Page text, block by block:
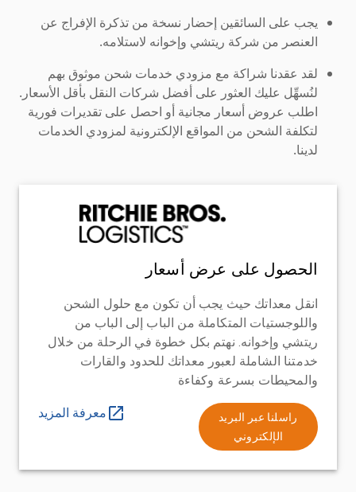
يجب على السائقين إحضار نسخة من تذكرة الإفراج عن
العنصر من شركة ريتشي وإخوانه لاستلامه.
لقد عقدنا شراكة مع مزودي خدمات شحن موثوق بهم
لنُسهِّل عليك العثور على أفضل شركات النقل بأقل الأسعار.
اطلب عروض أسعار مجانية أو احصل على تقديرات فورية
لتكلفة الشحن من المواقع الإلكترونية لمزودي الخدمات
لدينا.
الحصول على عرض أسعار
انقل معداتك حيث يجب أن تكون مع حلول الشحن
واللوجستيات المتكاملة من الباب إلى الباب من
ريتشي وإخوانه. نهتم بكل خطوة في الرحلة من خلال
خدمتنا الشاملة لعبور معداتك للحدود والقارات
والمحيطات بسرعة وكفاءة
راسلنا عبر البريد
الإلكتروني
معرفة المزيد